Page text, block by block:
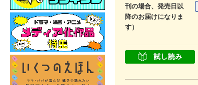
刊の場合、発売日以
降のお届けになりま
す）